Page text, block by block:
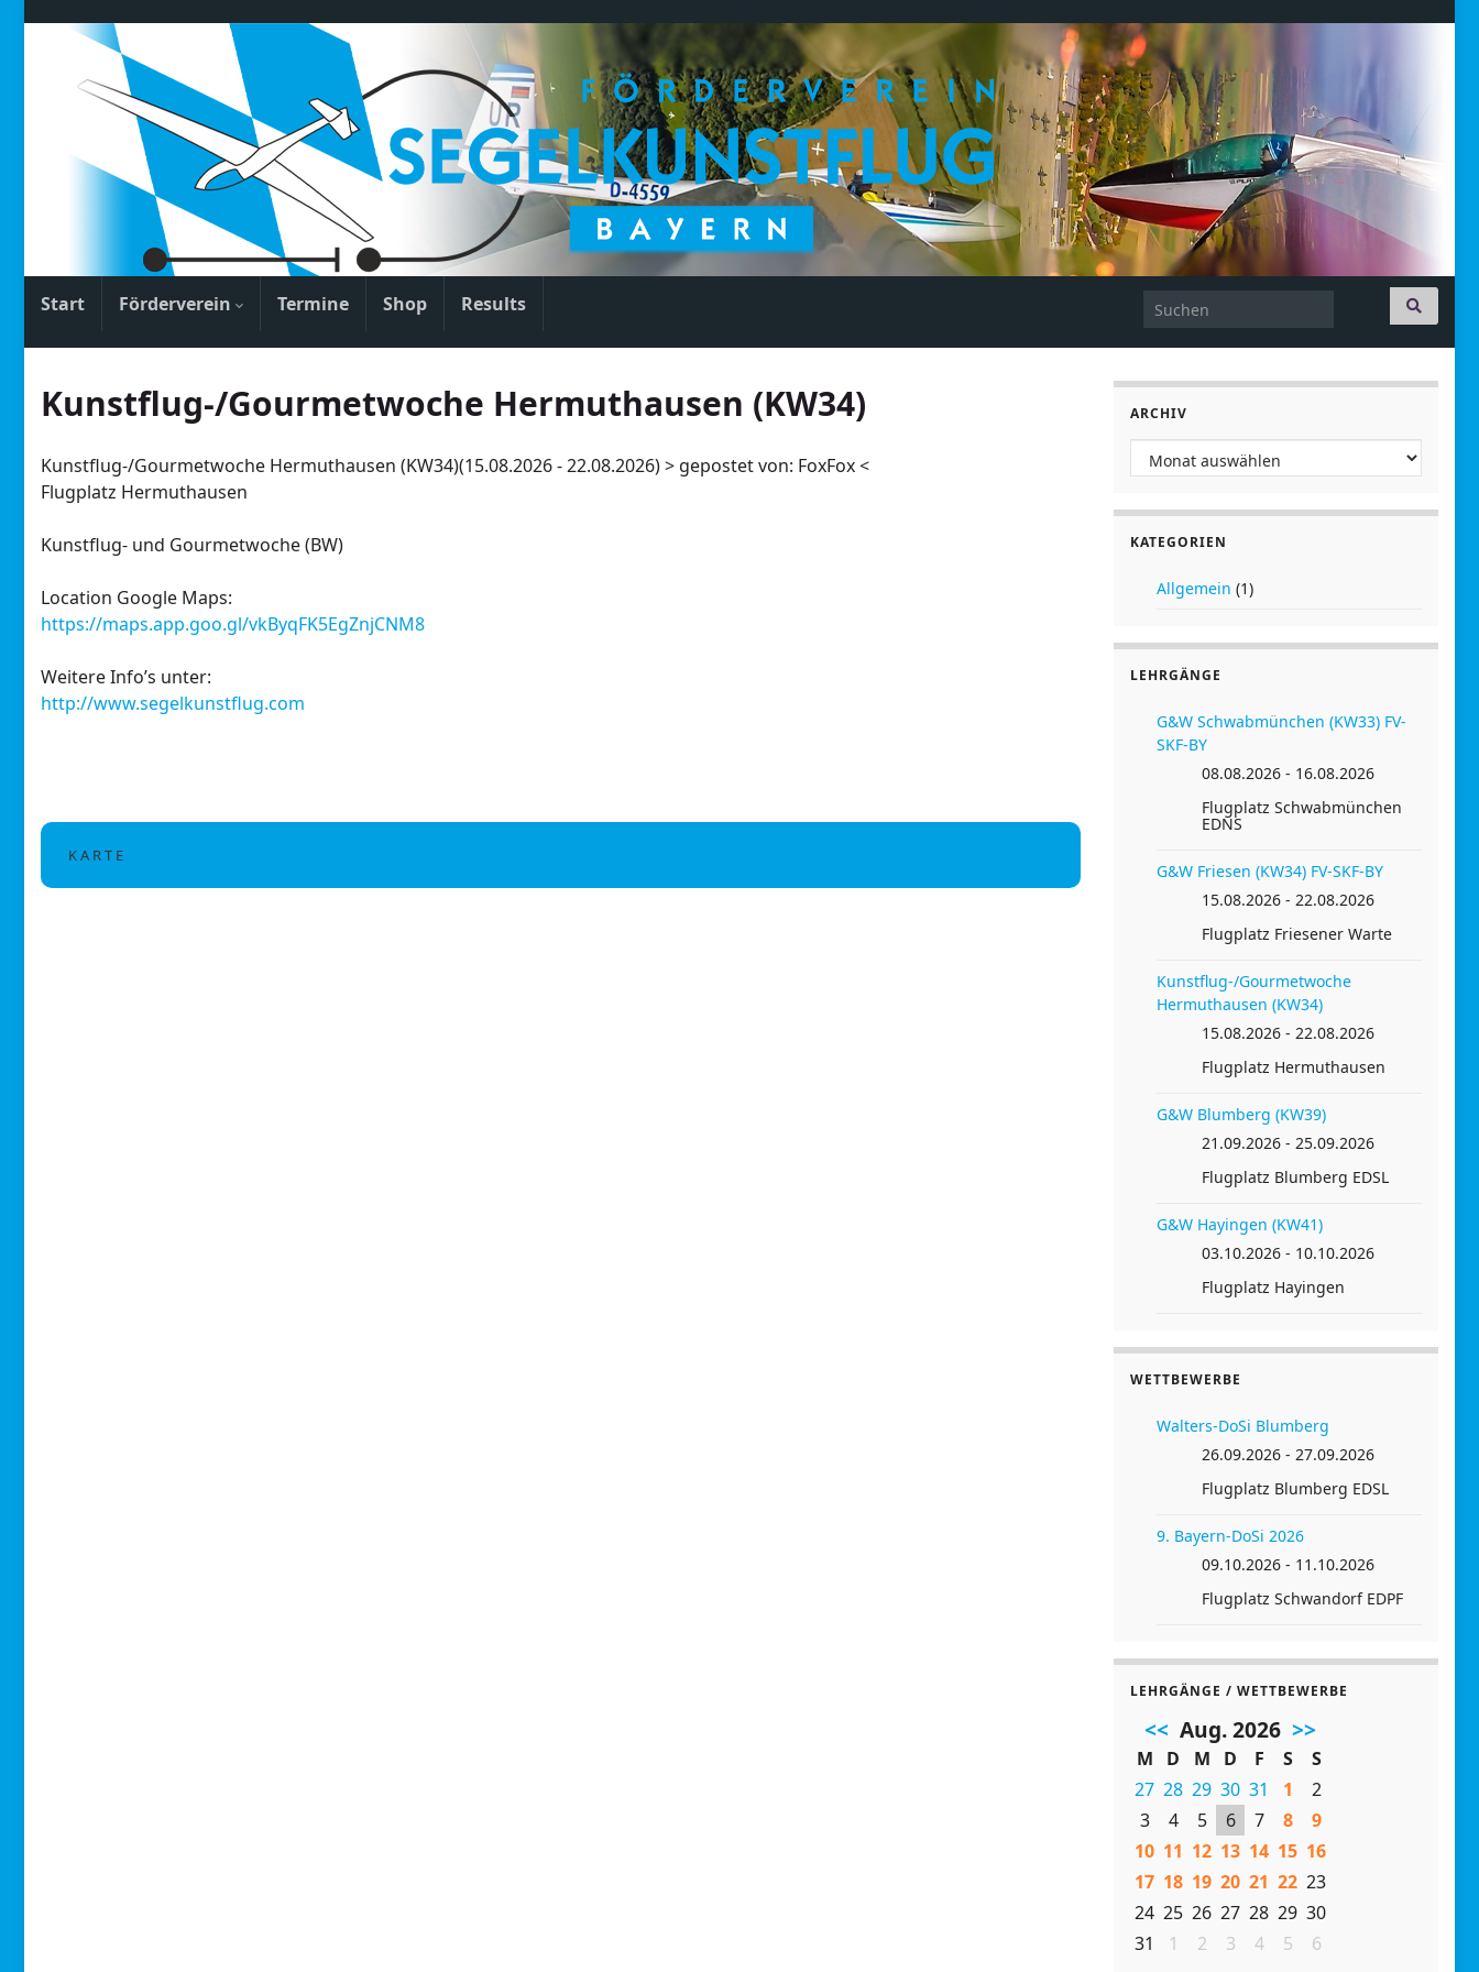
Start Förderverein Termine Shop Results
Kunstflug-/Gourmetwoche Hermuthausen (KW34)
Kunstflug-/Gourmetwoche Hermuthausen (KW34)(15.08.2026 - 22.08.2026) > gepostet von: FoxFox <
Flugplatz Hermuthausen
Kunstflug- und Gourmetwoche (BW)
Location Google Maps:
https://maps.app.goo.gl/vkByqFK5EgZnjCNM8
Weitere Info’s unter:
http://www.segelkunstflug.com
K A R T E
ARCHIV
Archiv
KATEGORIEN
Allgemein (1)
LEHRGÄNGE
G&W Schwabmünchen (KW33) FV-
SKF-BY
08.08.2026 - 16.08.2026
Flugplatz Schwabmünchen
EDNS
G&W Friesen (KW34) FV-SKF-BY
15.08.2026 - 22.08.2026
Flugplatz Friesener Warte
Kunstflug-/Gourmetwoche
Hermuthausen (KW34)
15.08.2026 - 22.08.2026
Flugplatz Hermuthausen
G&W Blumberg (KW39)
21.09.2026 - 25.09.2026
Flugplatz Blumberg EDSL
G&W Hayingen (KW41)
03.10.2026 - 10.10.2026
Flugplatz Hayingen
WETTBEWERBE
Walters-DoSi Blumberg
26.09.2026 - 27.09.2026
Flugplatz Blumberg EDSL
9. Bayern-DoSi 2026
09.10.2026 - 11.10.2026
Flugplatz Schwandorf EDPF
LEHRGÄNGE / WETTBEWERBE
<< Aug. 2026 >>
M D M D F S
S
27 28 29 30 31 1
2
3
4 5 6 7 8
9
10 11 12 13 14 15 16
17 18 19 20 21 22 23
24 25 26 27 28 29 30
31
1 2 3 4 5 6